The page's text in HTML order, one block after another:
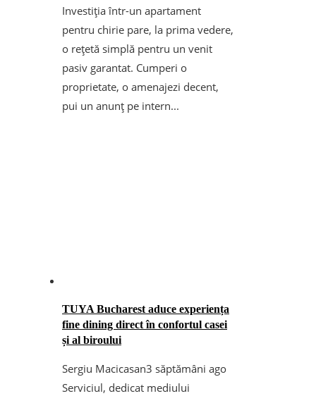
Investiția într-un apartament
pentru chirie pare, la prima vedere,
o rețetă simplă pentru un venit
pasiv garantat. Cumperi o
proprietate, o amenajezi decent,
pui un anunț pe intern...
TUYA Bucharest aduce experiența
fine dining direct în confortul casei
și al biroului
Sergiu Macicasan3 săptămâni ago
Serviciul, dedicat mediului